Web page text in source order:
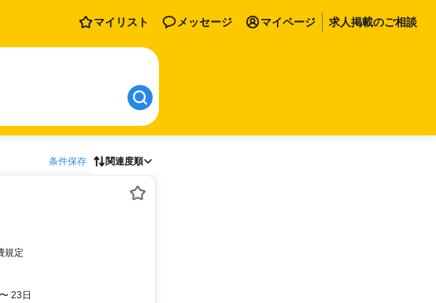
マイリスト メッセージ マイページ 求人掲載のご相談
条件保存 関連度順
規定
23日